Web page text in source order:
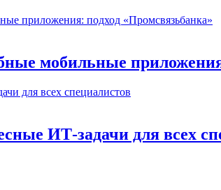
мобильные
ИТ-задачи для всех